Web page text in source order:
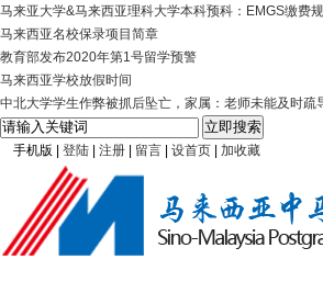
马来亚大学&马来西亚理科大学本科预科：EMGS缴费
马来西亚名校保录项目简章
教育部发布2020年第1号留学预警
马来西亚学校放假时间
中北大学学生作弊被抓后坠亡，家属：老师未能及时疏
手机版 登陆 注册 留言 设首页 加收藏